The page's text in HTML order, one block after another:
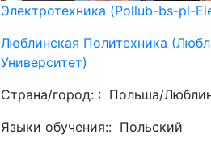
Электротехника (Pollub-bs-pl-
Люблинская Политехника
Университет)
Страна/город: : Польша/
Языки обучения:: Польский